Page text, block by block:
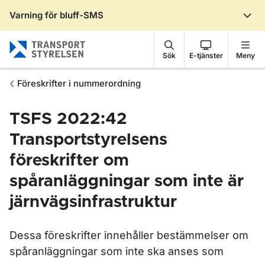
Varning för bluff-SMS
Sök E-tjänster Meny
Föreskrifter i nummerordning
TSFS 2022:42
Transportstyrelsens
föreskrifter om
spåranläggningar som inte är
järnvägsinfrastruktur
Dessa föreskrifter innehåller bestämmelser om
spåranläggningar som inte ska anses som